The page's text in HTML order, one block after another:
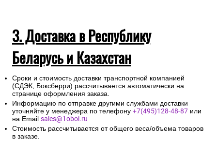
3. Доставка в Республику
Беларусь и Казахстан
Сроки и стоимость доставки транспортной компанией
(СДЭК, Боксберри) рассчитывается автоматически на
странице оформления заказа.
Информацию по отправке другими службами доставки
уточняйте у менеджера по телефону +7(495)128-48-87 или
на Email sales@1oboi.ru
Стоимость рассчитывается от общего веса/объема товаров
в заказе.